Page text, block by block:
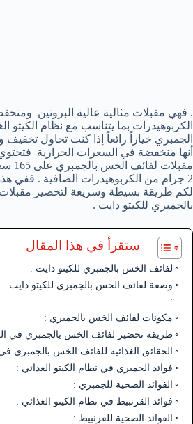
. فهي مقبلات مثالية عالية البروتين
الكربوهيدرات بما يتناسب مع نظام الكيتو
الجمبري خياراً رائعاً إذا كنت تحاول تخفيف
أنها منخفضة في السعرات الحرارية
2 جرام من الكربوهيدرات الصافية . ففي
لكم طريقة بسيطة وسريعة لتحضير
بالجمبري للكيتو دايت .
ستقرأ في هذا المقال
لفائف الخس بالجمبري للكيتو دايت .
وصفة لفائف الخس بالجمبري للكيتو دايت
:
مكونات لفائف الخس بالجمبري :
طريقة تحضير لفائف الخس بالجمبري في
الحقائق الغذائية للفائف الخس بالجمبري
فوائد الجمبري في نظام الكيتو الغذائي :
الفوائد الصحية للجمبري :
فوائد القرنبيط في نظام الكيتو الغذائي :
الفوائد الصحية للقرنبيط :